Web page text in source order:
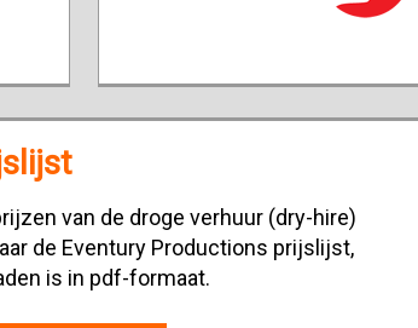
van de droge verhuur (dry-hire)
de Eventury Productions prijslijst,
is in pdf-formaat.